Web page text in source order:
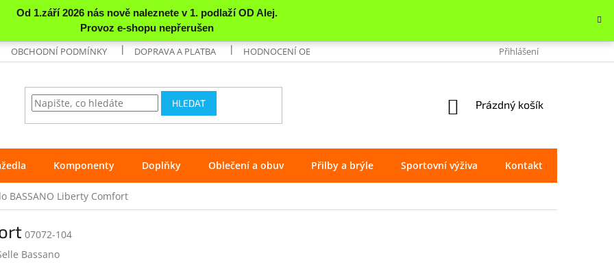
OBCHODNÍ PODMÍNKY DOPRAVA A PLATBA HODNOCENÍ OBCHODU REKLAMACE OCHRANA
Přihlášení
HLEDAT
NÁKUPNÍ
Prázdný košík
Komponenty Doplňky Oblečení a obuv Přilby a brýle Sportovní výživa Kontakt
BASSANO Liberty Comfort
07072-104
Bassano